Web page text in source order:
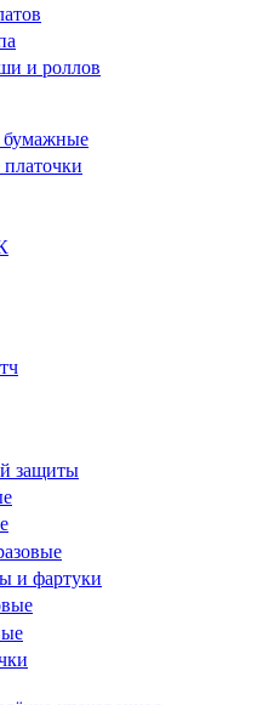
и роллов
бумажные
защиты
и фартуки